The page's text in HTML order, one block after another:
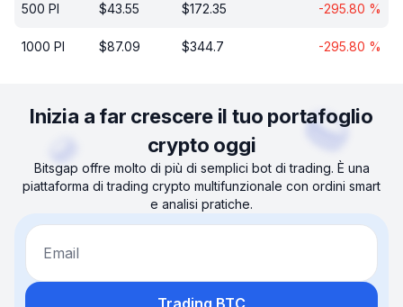
500 PI $43.55 $172.35 -295.80 %
1000 PI $87.09 $344.7 -295.80 %
Inizia a far crescere il tuo portafoglio
crypto oggi
Bitsgap offre molto di più di semplici bot di trading. È una
piattaforma di trading crypto multifunzionale con ordini smart
e analisi pratiche.
Email
Trading BTC